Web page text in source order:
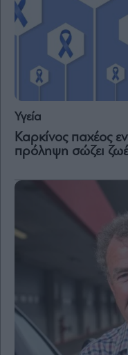
and
Terms
of
Service
apply.
Υγεία
Καρκίνος παχέος
πρόληψη σώζει